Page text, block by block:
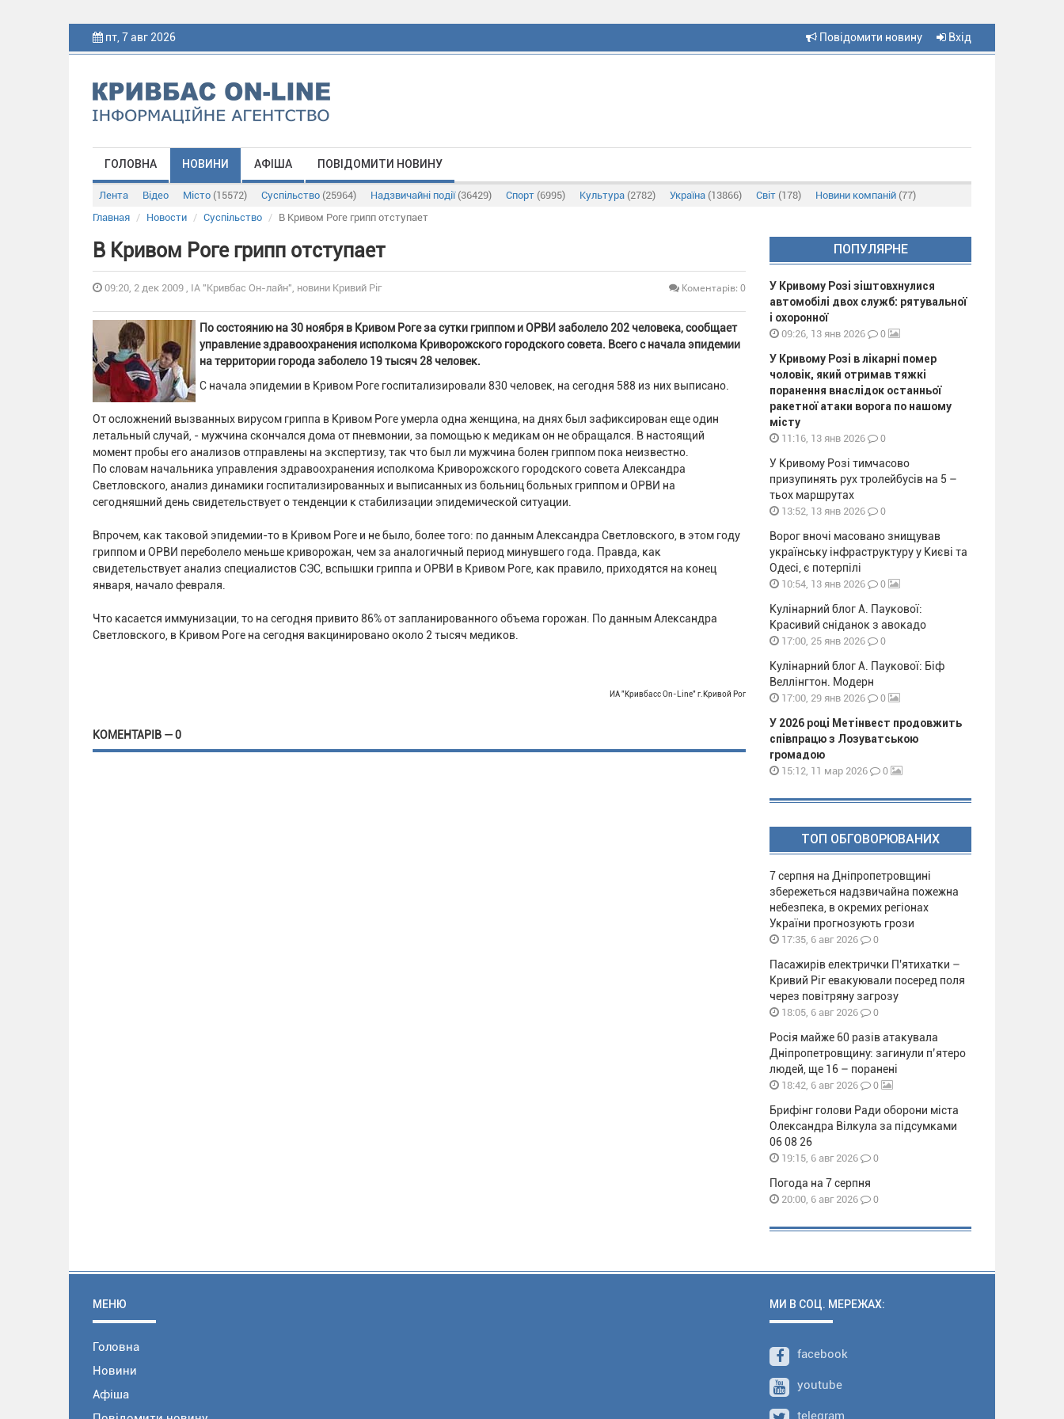
пт, 7 авг 2026 Повідомити новину Вхід
ГОЛОВНА НОВИНИ АФІША ПОВІДОМИТИ НОВИНУ
Лента Відео Місто (15572) Суспільство (25964) Надзвичайні події (36429) Спорт (6995) Культура (2782) Україна (13866) Світ (178) Новини компаній (77)
Главная
Новости Суспільство В Кривом Роге грипп отступает
В Кривом Роге грипп отступает
09:20, 2 дек 2009 , ІА "Кривбас Он-лайн", новини Кривий Ріг Коментарів: 0
По состоянию на 30 ноября в Кривом Роге за сутки гриппом и ОРВИ заболело 202 человека, сообщает
управление здравоохранения исполкома Криворожского городского совета. Всего с начала эпидемии
на территории города заболело 19 тысяч 28 человек.
С начала эпидемии в Кривом Роге госпитализировали 830 человек, на сегодня 588 из них выписано.
От осложнений вызванных вирусом гриппа в Кривом Роге умерла одна женщина, на днях был зафиксирован еще один
летальный случай, - мужчина скончался дома от пневмонии, за помощью к медикам он не обращался. В настоящий
момент пробы его анализов отправлены на экспертизу, так что был ли мужчина болен гриппом пока неизвестно.
По словам начальника управления здравоохранения исполкома Криворожского городского совета Александра
Светловского, анализ динамики госпитализированных и выписанных из больниц больных гриппом и ОРВИ на
сегодняшний день свидетельствует о тенденции к стабилизации эпидемической ситуации.
Впрочем, как таковой эпидемии-то в Кривом Роге и не было, более того: по данным Александра Светловского, в этом году
гриппом и ОРВИ переболело меньше криворожан, чем за аналогичный период минувшего года. Правда, как
свидетельствует анализ специалистов СЭС, вспышки гриппа и ОРВИ в Кривом Роге, как правило, приходятся на конец
января, начало февраля.
Что касается иммунизации, то на сегодня привито 86% от запланированного объема горожан. По данным Александра
Светловского, в Кривом Роге на сегодня вакцинировано около 2 тысяч медиков.
ИА "Кривбасс On-Line" г.Кривой Рог
КОМЕНТАРІВ — 0
ПОПУЛЯРНЕ
У Кривому Розі зіштовхнулися
автомобілі двох служб: рятувальної
і охоронної
09:26, 13 янв 2026 0
У Кривому Розі в лікарні помер
чоловік, який отримав тяжкі
поранення внаслідок останньої
ракетної атаки ворога по нашому
місту
11:16, 13 янв 2026 0
У Кривому Розі тимчасово
призупинять рух тролейбусів на 5 –
тьох маршрутах
13:52, 13 янв 2026 0
Ворог вночі масовано знищував
українську інфраструктуру у Києві та
Одесі, є потерпілі
10:54, 13 янв 2026 0
Кулінарний блог А. Паукової:
Красивий сніданок з авокадо
17:00, 25 янв 2026 0
Кулінарний блог А. Паукової: Біф
Веллінгтон. Модерн
17:00, 29 янв 2026 0
У 2026 році Метінвест продовжить
співпрацю з Лозуватською
громадою
15:12, 11 мар 2026 0
ТОП ОБГОВОРЮВАНИХ
7 серпня на Дніпропетровщині
збережеться надзвичайна пожежна
небезпека, в окремих регіонах
України прогнозують грози
17:35, 6 авг 2026 0
Пасажирів електрички П'ятихатки –
Кривий Ріг евакуювали посеред поля
через повітряну загрозу
18:05, 6 авг 2026 0
Росія майже 60 разів атакувала
Дніпропетровщину: загинули п’ятеро
людей, ще 16 – поранені
18:42, 6 авг 2026 0
Брифінг голови Ради оборони міста
Олександра Вілкула за підсумками
06 08 26
19:15, 6 авг 2026 0
Погода на 7 серпня
20:00, 6 авг 2026 0
МЕНЮ
Головна
Новини
Афіша
МИ В СОЦ. МЕРЕЖАХ:
facebook
youtube
telegram